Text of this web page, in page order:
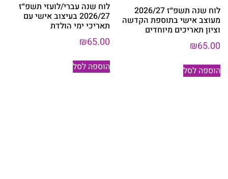
לוח שנה תשפ״ז 2026/27
מעוצב אישי בתוספת הקדשה
וציון תאריכים מיוחדים
₪65.00
הוספה לסל
לוח שנה עברי/לועזי תשפ״ז
2026/27 בעיצוב אישי עם
תאריכי ימי הולדת
₪65.00
הוספה לסל